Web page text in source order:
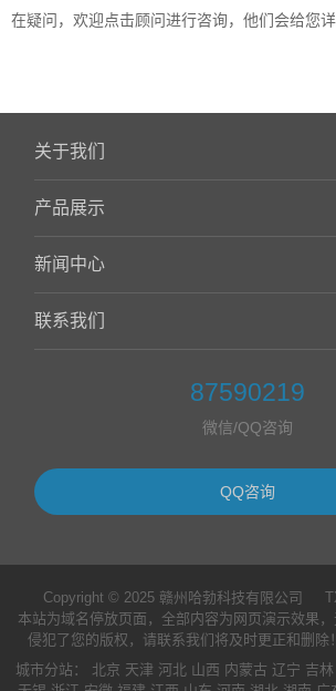
在疑问，欢迎点击顾问进行咨询，他们会给您详
关于我们
产品展示
新闻中心
联系我们
87590219
微信/QQ咨询
QQ咨询
Copyright © 2025 赣州哈勃科技有限公司
本站为域名停放页面，全部内容为网页演示效果
侵犯了您的版权，请联系我们将及时更正和删除
城市分站： 北京 天津 河北 山西 内蒙古 辽宁 吉林